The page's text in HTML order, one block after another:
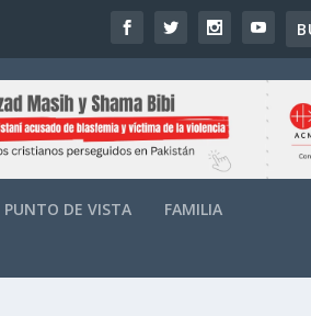
PUNTO DE VISTA FAMILIA